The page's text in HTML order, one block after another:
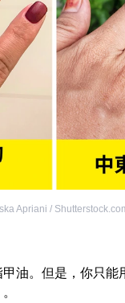
Apriani /
油。但是，你只能